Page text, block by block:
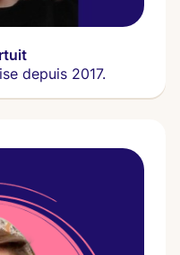
depuis 2017.